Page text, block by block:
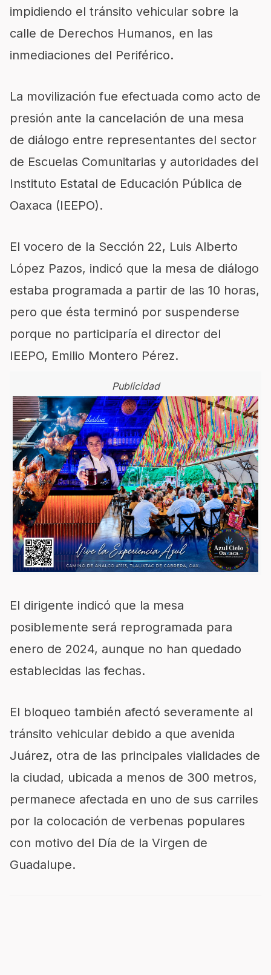
impidiendo el tránsito vehicular sobre la
calle de Derechos Humanos, en las
inmediaciones del Periférico.
La movilización fue efectuada como acto de
presión ante la cancelación de una mesa
de diálogo entre representantes del sector
de Escuelas Comunitarias y autoridades del
Instituto Estatal de Educación Pública de
Oaxaca (IEEPO).
El vocero de la Sección 22, Luis Alberto
López Pazos, indicó que la mesa de diálogo
estaba programada a partir de las 10 horas,
pero que ésta terminó por suspenderse
porque no participaría el director del
IEEPO, Emilio Montero Pérez.
Publicidad
El dirigente indicó que la mesa
posiblemente será reprogramada para
enero de 2024, aunque no han quedado
establecidas las fechas.
El bloqueo también afectó severamente al
tránsito vehicular debido a que avenida
Juárez, otra de las principales vialidades de
la ciudad, ubicada a menos de 300 metros,
permanece afectada en uno de sus carriles
por la colocación de verbenas populares
con motivo del Día de la Virgen de
Guadalupe.